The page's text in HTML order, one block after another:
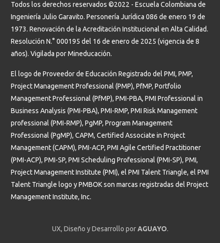
Todos los derechos reservados ©2022 - Escuela Colombiana de
Ingeniería Julio Garavito. Personería Jurídica 086 de enero 19 de
1973. Renovación de la Acreditación Institucional en Alta Calidad.
Resolución N.° 000195 del 16 de enero de 2025 (vigencia de 8
años). Vigilada por Mineducación.
El logo de Proveedor de Educación Registrado del PMI, PMP,
Project Management Professional (PMP), PfMP, Portfolio
Management Professional (PfMP), PMI-PBA, PMI Professional in
Business Analysis (PMI-PBA), PMI-RMP, PMI Risk Management
professional (PMI-RMP), PgMP, Program Management
Professional (PgMP), CAPM, Certified Associate in Project
Management (CAPM), PMI-ACP, PMI Agile Certified Practitioner
(PMI-ACP), PMI-SP, PMI Scheduling Professional (PMI-SP), PMI,
Project Management Institute (PMI), el PMI Talent Triangle, el PMI
Talent Triangle logo y PMBOK son marcas registradas del Project
Management Institute, Inc.
UX, Diseño y Desarrollo porAGUAYO.